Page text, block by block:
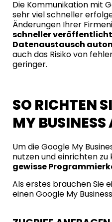
Die Kommunikation mit
sehr viel schneller
Änderungen Ihrer
schneller veröffentlicht
Datenaustausch
auch das Risiko von
geringer.
SO RICHTEN
MY BUSINESS
Um die Google My
nutzen und einrichten zu
gewisse
Als erstes brauchen Sie
einenGoogle My